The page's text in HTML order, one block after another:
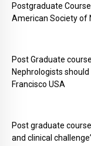
Postgraduate
American Society of
Post Graduate
Nephrologists
Francisco USA
Post graduate
and clinical